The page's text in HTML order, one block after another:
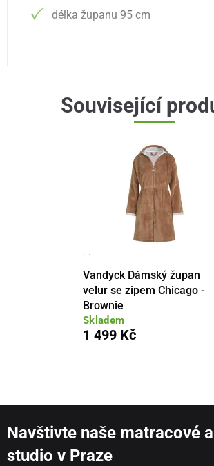
délka županu 95 cm
Související
· ·
Vandyck Dámský župan
velur se zipem Chicago -
Brownie
Skladem
1 499 Kč
Navštivte naše matracové
studio v Praze